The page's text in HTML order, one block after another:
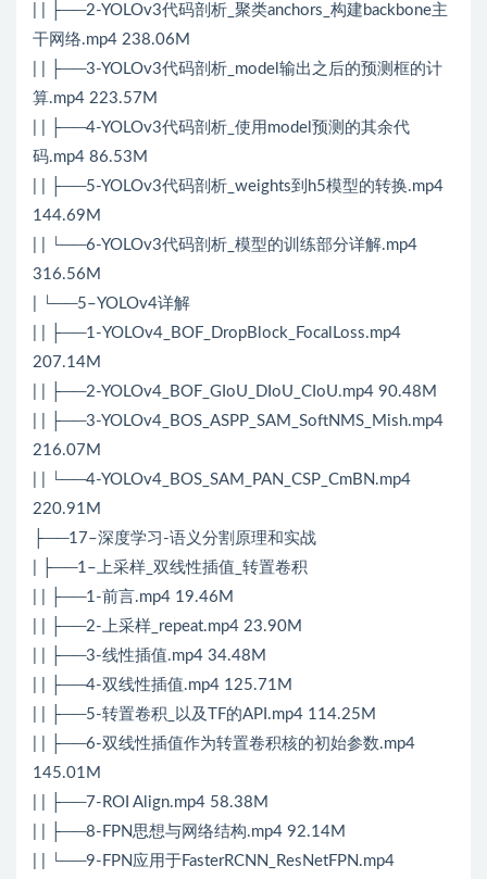
| | ├──2-YOLOv3代码剖析_聚类anchors_构建backbone主
干网络.mp4 238.06M
| | ├──3-YOLOv3代码剖析_model输出之后的预测框的计
算.mp4 223.57M
| | ├──4-YOLOv3代码剖析_使用model预测的其余代
码.mp4 86.53M
| | ├──5-YOLOv3代码剖析_weights到h5模型的转换.mp4
144.69M
| | └──6-YOLOv3代码剖析_模型的训练部分详解.mp4
316.56M
| └──5–YOLOv4详解
| | ├──1-YOLOv4_BOF_DropBlock_FocalLoss.mp4
207.14M
| | ├──2-YOLOv4_BOF_GIoU_DIoU_CIoU.mp4 90.48M
| | ├──3-YOLOv4_BOS_ASPP_SAM_SoftNMS_Mish.mp4
216.07M
| | └──4-YOLOv4_BOS_SAM_PAN_CSP_CmBN.mp4
220.91M
├──17–深度学习-语义分割原理和实战
| ├──1–上采样_双线性插值_转置卷积
| | ├──1-前言.mp4 19.46M
| | ├──2-上采样_repeat.mp4 23.90M
| | ├──3-线性插值.mp4 34.48M
| | ├──4-双线性插值.mp4 125.71M
| | ├──5-转置卷积_以及TF的API.mp4 114.25M
| | ├──6-双线性插值作为转置卷积核的初始参数.mp4
145.01M
| | ├──7-ROI Align.mp4 58.38M
| | ├──8-FPN思想与网络结构.mp4 92.14M
| | └──9-FPN应用于FasterRCNN_ResNetFPN.mp4